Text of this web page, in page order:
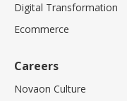
Digital Transformation
Ecommerce
Careers
Novaon Culture